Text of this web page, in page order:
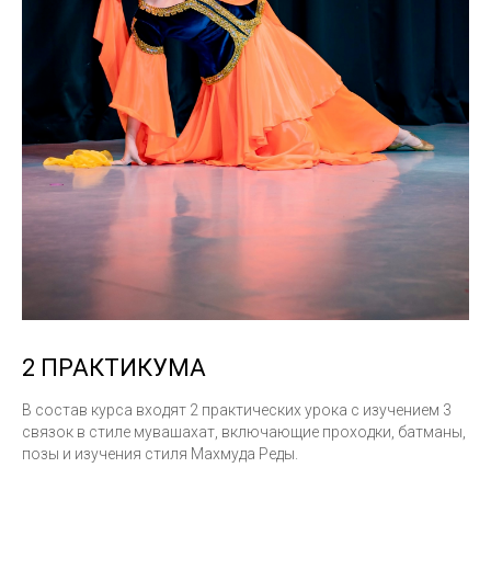
2 ПРАКТИКУМА
В состав курса входят 2 практических урока с изучением 3
связок в стиле мувашахат, включающие проходки, батманы,
позы и изучения стиля Махмуда Реды.